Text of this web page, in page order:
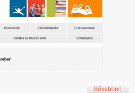
Bővebben